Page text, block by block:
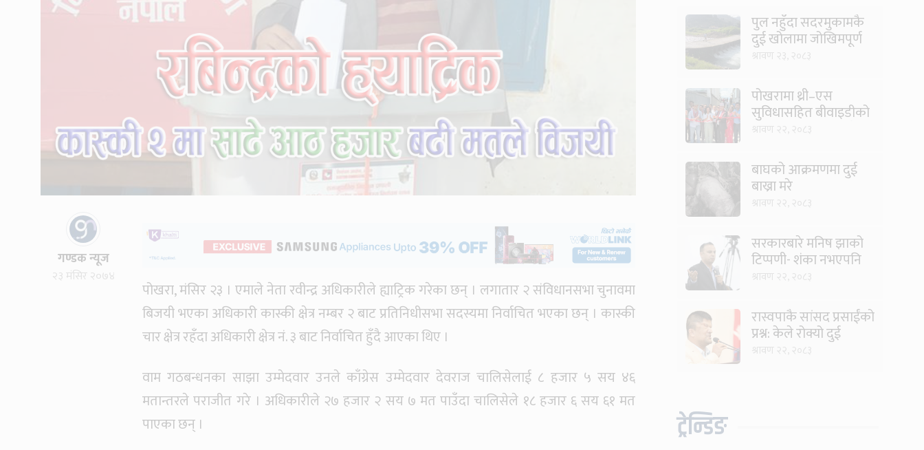
गण्डक न्यूज
२३ मंसिर २०७४
पोखरा, मंसिर २३ । एमाले नेता रवीन्द्र अधिकारीले ह्याट्रिक गरेका छन् । लगातार २ संविधानसभा चुनावमा
बिजयी भएका अधिकारी कास्की क्षेत्र नम्बर २ बाट प्रतिनिधीसभा सदस्यमा निर्वाचित भएका छन् । कास्की
चार क्षेत्र रहँदा अधिकारी क्षेत्र नं. ३ बाट निर्वाचित हुँदै आएका थिए ।
वाम गठबन्धनका साझा उम्मेदवार उनले काँग्रेस उम्मेदवार देवराज चालिसेलाई ८ हजार ५ सय ४६
मतान्तरले पराजीत गरे । अधिकारीले २७ हजार २ सय ७ मत पाउँदा चालिसेले १८ हजार ६ सय ६१ मत
पाएका छन् ।
पुल नहुँदा सदरमुकामकै
दुई खोलामा जोखिमपूर्ण
पोखरामा थ्री–एस
सुविधासहित बीवाइडीको
बाघको आक्रमणमा दुई
बाख्रा मरे
सरकारबारे मनिष झाको
टिप्पणी- शंका नभएपनि
रास्वपाकै सांसद प्रसाईंको
प्रश्न: केले रोक्यो दुई
ट्रेन्डिङ